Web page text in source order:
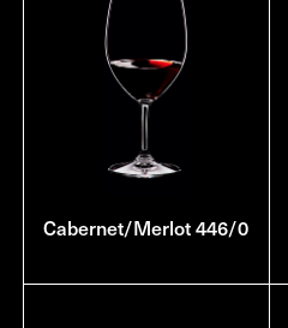
Cabernet/Merlot 446/0